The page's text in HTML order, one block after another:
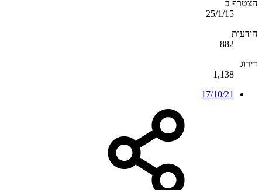
הצטרף ב
25/1/15
הודעות
882
דירוג
1,138
17/10/21